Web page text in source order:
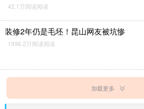
42.1万阅读阅读
装修2年仍是毛坯！昆山网友被坑惨
1996.2万阅读阅读
加载更多